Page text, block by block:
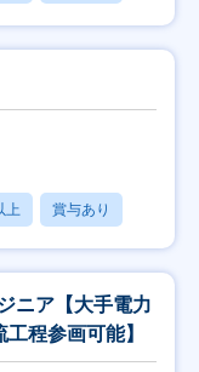
上 賞与あり
ニア【大手電力
程参画可能】